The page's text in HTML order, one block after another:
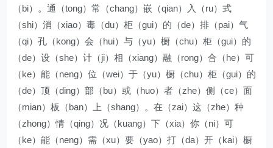
（bi）。通（tong）常（chang）嵌（qian）入（ru）式
（shi）消（xiao）毒（du）柜（gui）的（de）排（pai）气
（qi）孔（kong）会（hui）与（yu）橱（chu）柜（gui）的
（de）设（she）计（ji）相（xiang）融（rong）合（he）可
（ke）能（neng）位（wei）于（yu）橱（chu）柜（gui）的
（de）顶（ding）部（bu）或（huo）者（zhe）侧（ce）面
（mian）板（ban）上（shang）。在（zai）这（zhe）种
（zhong）情（qing）况（kuang）下（xia）你（ni）可
（ke）能（neng）需（xu）要（yao）打（da）开（kai）橱